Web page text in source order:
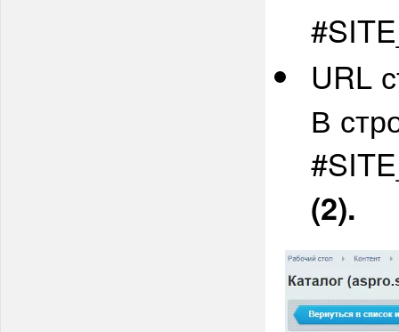
URL
В
(2).